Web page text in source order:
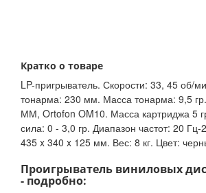
Кратко о товаре
LP-пригрыватель. Скорости: 33, 45 об/
тонарма: 230 мм. Масса тонарма: 9,5
ММ, Ortofon OM10. Масса картриджа 5
сила: 0 - 3,0 гр. Диапазон частот: 20 Гц-
435 x 340 x 125 мм. Вес: 8 кг. Цвет:
Проигрыватель виниловых
- подробно: